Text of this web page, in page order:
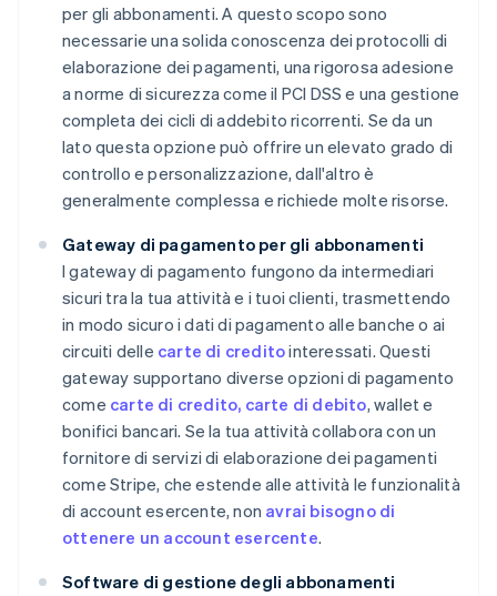
per gli abbonamenti. A questo scopo sono
necessarie una solida conoscenza dei protocolli di
elaborazione dei pagamenti, una rigorosa adesione
a norme di sicurezza come il PCI DSS e una gestione
completa dei cicli di addebito ricorrenti. Se da un
lato questa opzione può offrire un elevato grado di
controllo e personalizzazione, dall'altro è
generalmente complessa e richiede molte risorse.
Gateway di pagamento per gli abbonamenti
I gateway di pagamento fungono da intermediari
sicuri tra la tua attività e i tuoi clienti, trasmettendo
in modo sicuro i dati di pagamento alle banche o ai
circuiti delle carte di creditointeressati. Questi
gateway supportano diverse opzioni di pagamento
come carte di credito, carte di debito, wallet e
bonifici bancari. Se la tua attività collabora con un
fornitore di servizi di elaborazione dei pagamenti
come Stripe, che estende alle attività le funzionalità
di account esercente, non avrai bisogno di
ottenere un account esercente.
Software di gestione degli abbonamenti